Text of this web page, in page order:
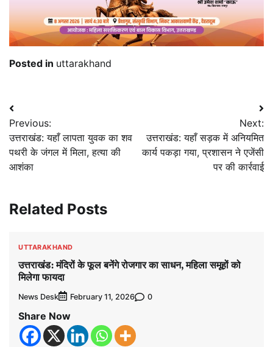
Posted in uttarakhand
Post
navigation
Previous:
उत्तराखंड: यहाँ लापता युवक का शव
पथरी के जंगल में मिला, हत्या की
आशंका
Next:
उत्तराखंड: यहाँ सड़क में अनियमित
कार्य पकड़ा गया, प्रशासन ने एजेंसी
पर की कार्रवाई
Related Posts
UTTARAKHAND
उत्तराखंड: मंदिरों के फूल बनेंगे रोजगार का साधन, महिला समूहों को
मिलेगा फायदा
News Desk February 11, 2026 0
Share Now